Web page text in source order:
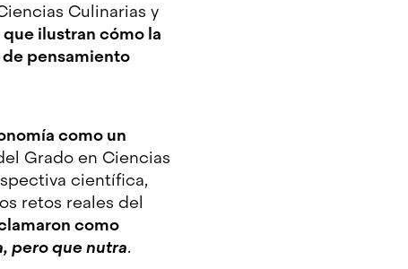
Culinarias y
ilustran cómo la
pensamiento
como un
Grado en Ciencias
científica,
retos reales del
como
pero que nutra.